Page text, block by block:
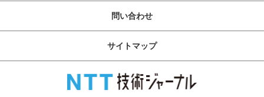
問い合わせ
サイトマップ